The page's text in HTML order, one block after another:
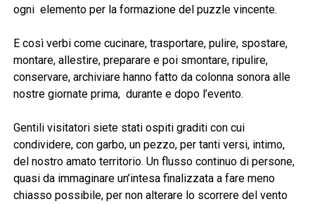
ogni elemento per la formazione del puzzle vincente.
E così verbi come cucinare, trasportare, pulire, spostare,
montare, allestire, preparare e poi smontare, ripulire,
conservare, archiviare hanno fatto da colonna sonora alle
nostre giornate prima, durante e dopo l’evento.
Gentili visitatori siete stati ospiti graditi con cui
condividere, con garbo, un pezzo, per tanti versi, intimo,
del nostro amato territorio. Un flusso continuo di persone,
quasi da immaginare un’intesa finalizzata a fare meno
chiasso possibile, per non alterare lo scorrere del vento